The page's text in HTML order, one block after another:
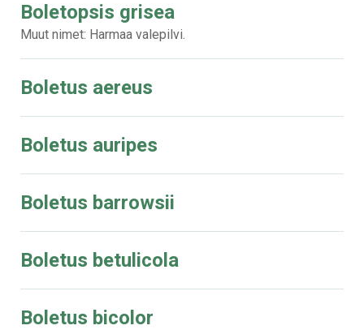
Boletopsis grisea
Muut nimet: Harmaa valepilvi.
Boletus aereus
Boletus auripes
Boletus barrowsii
Boletus betulicola
Boletus bicolor